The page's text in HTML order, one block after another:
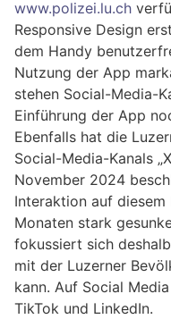
www.polizei.lu.ch
Responsive Design
dem Handy
Nutzung der App
stehen Social-Media-
Einführung der App
Ebenfalls hat die
Social-Media-Kanals
November 2024
Interaktion auf
Monaten stark
fokussiert sich
mit der Luzerner
kann. Auf Social
TikTok und LinkedIn.